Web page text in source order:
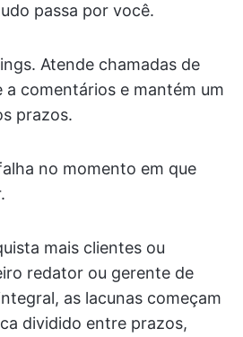
passa por você.
Atende chamadas de
a comentários e mantém um
prazos.
no momento em que
mais clientes ou
redator ou gerente de
as lacunas começam
dividido entre prazos,